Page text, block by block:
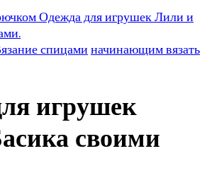
Одежда для игрушек Лили и
спицами начинающим вязать
игрушек
своими